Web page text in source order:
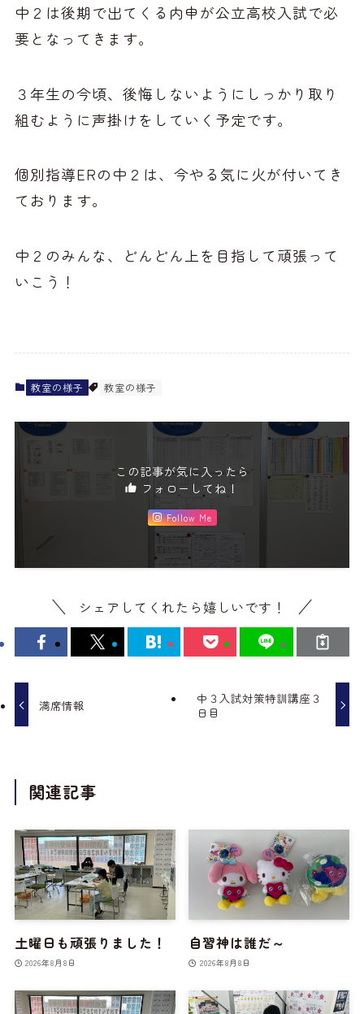
中２は後期で出てくる内申が公立高校入試で必
要となってきます。
３年生の今頃、後悔しないようにしっかり取り
組むように声掛けをしていく予定です。
個別指導ERの中２は、今やる気に火が付いてき
ております。
中２のみんな、どんどん上を目指して頑張って
いこう！
教室の様子 教室の様子
この記事が気に入ったら
フォローしてね！
Follow Me
シェアしてくれたら嬉しいです！
満席情報
中３入試対策特訓講座３
日目
関連記事
土曜日も頑張りました！
2026年8月8日
自習神は誰だ～
2026年8月8日